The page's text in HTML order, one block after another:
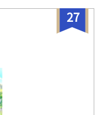
、とある作戦を始め
、ついに書籍化!!
♡ 9/14 12位🥰
9/20 ベスト5入り
とうございます☺️ 最
ました✨ ◇ ◇ ◇ ◇
といいな。よろしく
✨ありがとうござい
想など、ありがとう
27